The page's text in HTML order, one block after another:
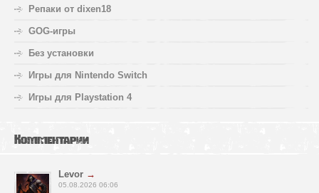
Репаки от dixen18
GOG-игры
Без установки
Игры для Nintendo Switch
Игры для Playstation 4
Комментарии
Levor →
05.08.2026 06:06